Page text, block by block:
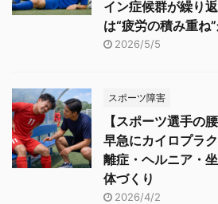
イン症候群が繰り
は“疲労の積み重ね
2026/5/5
スポーツ障害
【スポーツ選手の
早急にカイロプラ
離症・ヘルニア・
体づくり
2026/4/2